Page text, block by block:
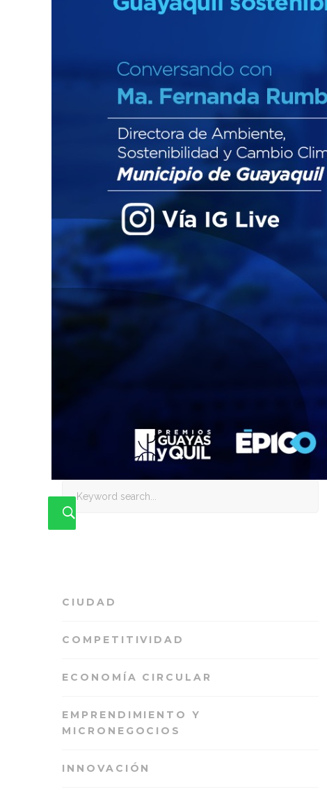
CIUDAD
COMPETITIVIDAD
ECONOMÍA CIRCULAR
EMPRENDIMIENTO Y
MICRONEGOCIOS
INNOVACIÓN